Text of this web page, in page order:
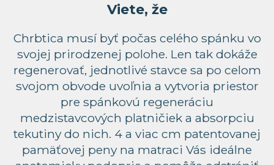
Viete, že
Chrbtica musí byť počas celého spánku vo
svojej prirodzenej polohe. Len tak dokáže
regenerovať, jednotlivé stavce sa po celom
svojom obvode uvoľnia a vytvoria priestor
pre spánkovú regeneráciu
medzistavcových platničiek a absorpciu
tekutiny do nich. 4 a viac cm patentovanej
pamäťovej peny na matraci Vás ideálne